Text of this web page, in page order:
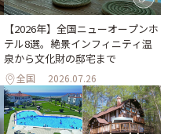
【2026年】全国ニューオープンホ
テル8選。絶景インフィニティ温
泉から文化財の邸宅まで
全国 2026.07.26